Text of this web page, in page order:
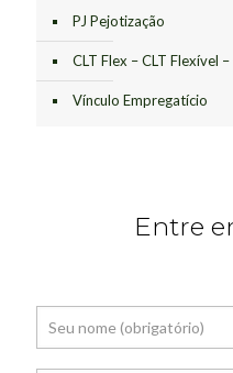
PJ Pejotização
CLT Flex – CLT Flexível
Vínculo Empregatício
Entre